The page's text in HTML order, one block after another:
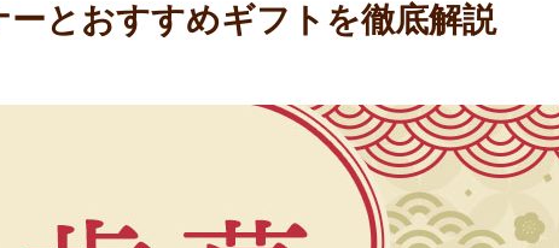
とおすすめギフトを徹底解説